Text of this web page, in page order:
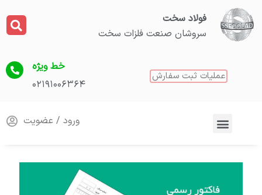
فولاد سخت
سروشان صنعت فلزات سخت
عملیات ثبت سفارش
خط ویژه
۰۲۱۹۱۰۰۶۳۶۴
ورود / عضویت